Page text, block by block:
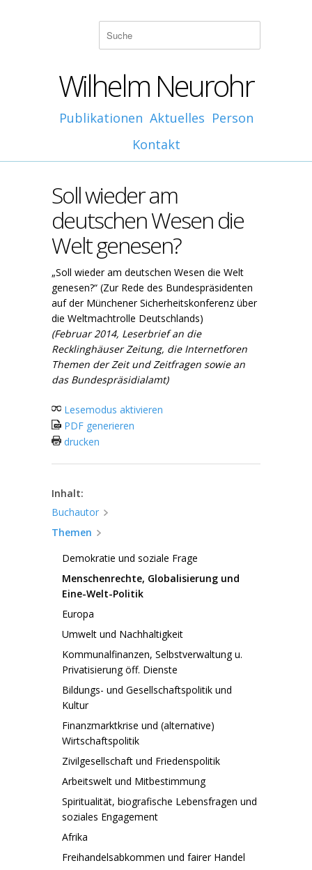
Wilhelm Neurohr
Publikationen Aktuelles Person
Kontakt
Soll wieder am
deutschen Wesen die
Welt genesen?
„Soll wieder am deutschen Wesen die Welt
genesen?“ (Zur Rede des Bundespräsidenten
auf der Münchener Sicherheitskonferenz über
die Weltmachtrolle Deutschlands)
(Februar 2014, Leserbrief an die
Recklinghäuser Zeitung, die Internetforen
Themen der Zeit und Zeitfragen sowie an
das Bundespräsidialamt)
Lesemodus aktivieren
PDF generieren
drucken
Inhalt:
Buchautor
Themen
Demokratie und soziale Frage
Menschenrechte, Globalisierung und
Eine-Welt-Politik
Europa
Umwelt und Nachhaltigkeit
Kommunalfinanzen, Selbstverwaltung u.
Privatisierung öff. Dienste
Bildungs- und Gesellschaftspolitik und
Kultur
Finanzmarktkrise und (alternative)
Wirtschaftspolitik
Zivilgesellschaft und Friedenspolitik
Arbeitswelt und Mitbestimmung
Spiritualität, biografische Lebensfragen und
soziales Engagement
Afrika
Freihandelsabkommen und fairer Handel